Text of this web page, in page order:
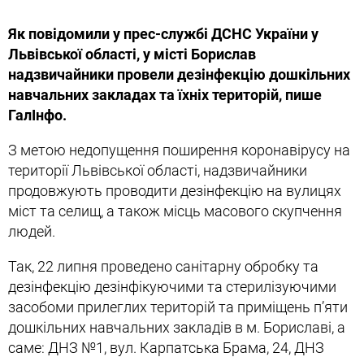
Як повідомили у прес-службі ДСНС України у
Львівської області, у місті Борислав
надзвичайники провели дезінфекцію дошкільних
навчальних закладах та їхніх територій, пише
ГалІнфо.
З метою недопущення поширення коронавірусу на
території Львівської області, надзвичайники
продовжують проводити дезінфекцію на вулицях
міст та селищ, а також місць масового скупчення
людей.
Так, 22 липня проведено санітарну обробку та
дезінфекцію дезінфікуючими та стерилізуючими
засобоми прилеглих територій та приміщень п’яти
дошкільних навчальних закладів в м. Бориславі, а
саме: ДНЗ №1, вул. Карпатська Брама, 24, ДНЗ